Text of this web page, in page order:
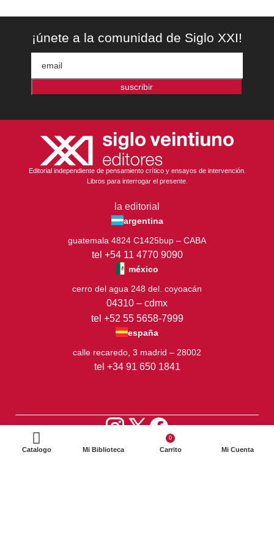
¡únete a la comunidad de Siglo XXI!
suscribir
Editorial independiente de pensamiento crítico y ensayos de intervención.
Libros para interrogar el presente.
la editorial
argentina
guatemala 4824 C1425bup – CABA
tel +54 11 4770 9090
méxico
cerro del agua 248 del. coyoacán
04310 – cdmx
tel +52 55 5658-7999
españa
calle recaredo, 3 madrid – 28002
tel +34 91 650 1841
2024. Siglo XXI Editores Argentina ©️. Todos los derechos
Catalogo Mi Biblioteca
0
Carrito Mi Cuenta